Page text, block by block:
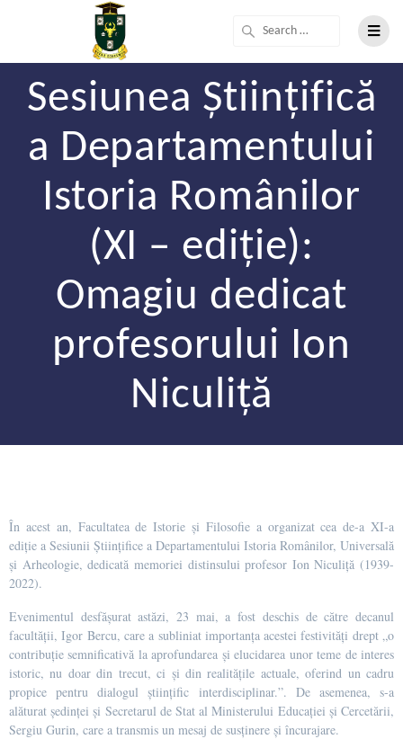
Sesiunea Științifică
a Departamentului
Istoria Românilor
(XI – ediție):
Omagiu dedicat
profesorului Ion
Niculiță
În acest an, Facultatea de Istorie și Filosofie a organizat cea de-a XI-a
ediție a Sesiunii Științifice a Departamentului Istoria Românilor, Universală
și Arheologie, dedicată memoriei distinsului profesor Ion Niculiță (1939-
2022).
Evenimentul desfășurat astăzi, 23 mai, a fost deschis de către decanul
facultății, Igor Bercu, care a subliniat importanța acestei festivități drept „o
contribuție semnificativă la aprofundarea și elucidarea unor teme de interes
istoric, nu doar din trecut, ci și din realitățile actuale, oferind un cadru
propice pentru dialogul științific interdisciplinar.”. De asemenea, s-a
alăturat ședinței și Secretarul de Stat al Ministerului Educației și Cercetării,
Sergiu Gurin, care a transmis un mesaj de susținere și încurajare.